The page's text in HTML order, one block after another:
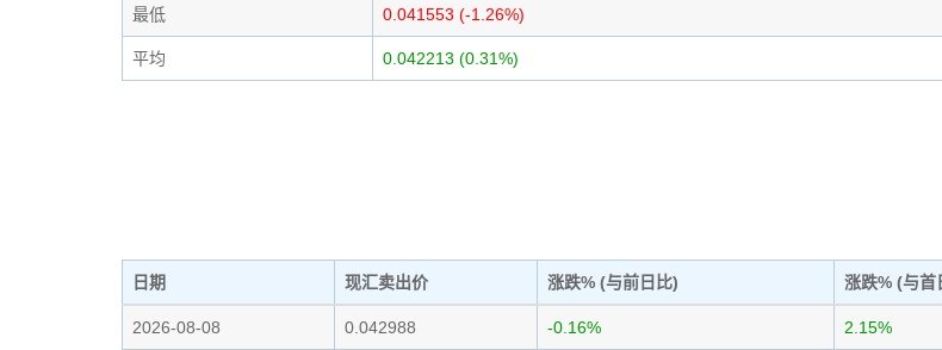
最低 0.041553 (-1.26%)
平均 0.042213 (0.31%)
日期 现汇卖出价 涨跌% (与前日比) 涨跌% (与首
2026-08-08 0.042988 -0.16% 2.15%